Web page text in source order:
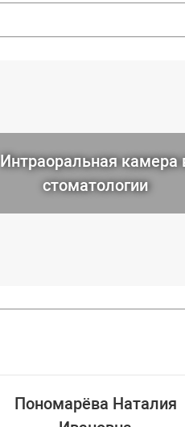
Интраоральная камера
стоматологии
Пономарёва Наталия